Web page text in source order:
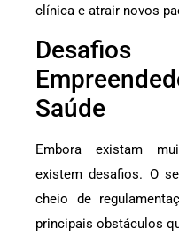
clínica e atrair novos
Saúde
Embora existam
existem desafios. O
cheio de
principais obstáculos